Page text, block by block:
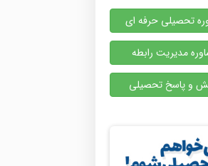
تحصیلی حرفه ای
مدیریت رابطه
و پاسخ تحصیلی